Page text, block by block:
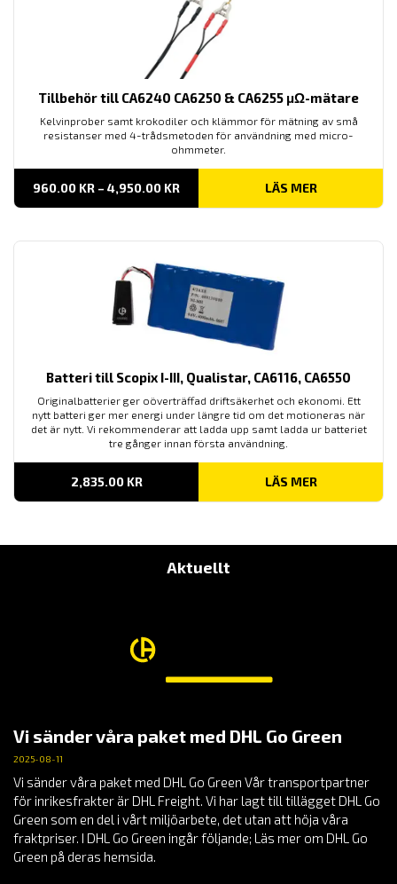
Tillbehör till CA6240 CA6250 & CA6255 μΩ-mätare
Kelvinprober samt krokodiler och klämmor för mätning av små
resistanser med 4-trådsmetoden för användning med micro-
ohmmeter.
960.00 KR – 4,950.00 KRPRISINTERVALL:
TILL
LÄS MER
Batteri till Scopix I-III, Qualistar, CA6116, CA6550
Originalbatterier ger oöverträffad driftsäkerhet och ekonomi. Ett
nytt batteri ger mer energi under längre tid om det motioneras när
det är nytt. Vi rekommenderar att ladda upp samt ladda ur batteriet
tre gånger innan första användning.
2,835.00 KR LÄS MER
Aktuellt
Vi sänder våra paket med DHL Go Green
2025-08-11
Vi sänder våra paket med DHL Go Green Vår transportpartner
för inrikesfrakter är DHL Freight. Vi har lagt till tillägget DHL Go
Green som en del i vårt miljöarbete, det utan att höja våra
fraktpriser. I DHL Go Green ingår följande; Läs mer om DHL Go
Green på deras hemsida.